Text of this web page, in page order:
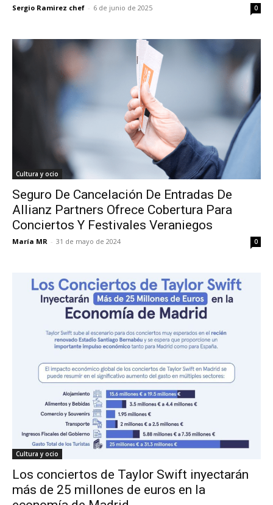
Sergio Ramirez chef - 6 de junio de 2025 0
Cultura y ocio
Seguro De Cancelación De Entradas De
Allianz Partners Ofrece Cobertura Para
Conciertos Y Festivales Veraniegos
María MR - 31 de mayo de 2024 0
Cultura y ocio
Los conciertos de Taylor Swift inyectarán
más de 25 millones de euros en la